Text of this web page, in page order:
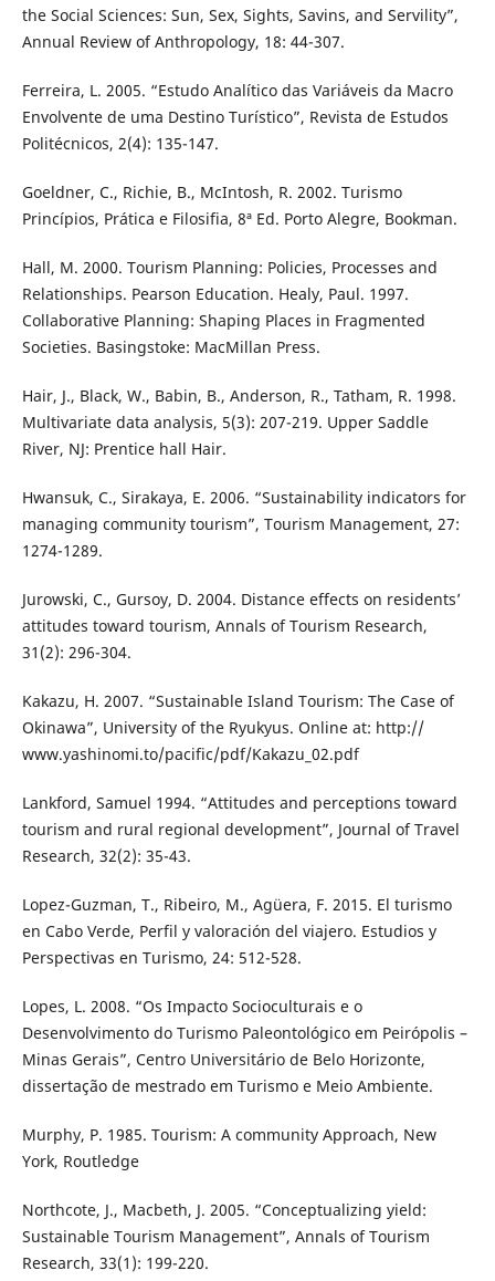
the Social Sciences: Sun, Sex, Sights, Savins, and Servility”,
Annual Review of Anthropology, 18: 44-307.
Ferreira, L. 2005. “Estudo Analítico das Variáveis da Macro
Envolvente de uma Destino Turístico”, Revista de Estudos
Politécnicos, 2(4): 135-147.
Goeldner, C., Richie, B., McIntosh, R. 2002. Turismo
Princípios, Prática e Filosifia, 8ª Ed. Porto Alegre, Bookman.
Hall, M. 2000. Tourism Planning: Policies, Processes and
Relationships. Pearson Education. Healy, Paul. 1997.
Collaborative Planning: Shaping Places in Fragmented
Societies. Basingstoke: MacMillan Press.
Hair, J., Black, W., Babin, B., Anderson, R., Tatham, R. 1998.
Multivariate data analysis, 5(3): 207-219. Upper Saddle
River, NJ: Prentice hall Hair.
Hwansuk, C., Sirakaya, E. 2006. “Sustainability indicators for
managing community tourism”, Tourism Management, 27:
1274-1289.
Jurowski, C., Gursoy, D. 2004. Distance effects on residents’
attitudes toward tourism, Annals of Tourism Research,
31(2): 296-304.
Kakazu, H. 2007. “Sustainable Island Tourism: The Case of
Okinawa”, University of the Ryukyus. Online at: http://
www.yashinomi.to/pacific/pdf/Kakazu_02.pdf
Lankford, Samuel 1994. “Attitudes and perceptions toward
tourism and rural regional development”, Journal of Travel
Research, 32(2): 35-43.
Lopez-Guzman, T., Ribeiro, M., Agüera, F. 2015. El turismo
en Cabo Verde, Perfil y valoración del viajero. Estudios y
Perspectivas en Turismo, 24: 512-528.
Lopes, L. 2008. “Os Impacto Socioculturais e o
Desenvolvimento do Turismo Paleontológico em Peirópolis –
Minas Gerais”, Centro Universitário de Belo Horizonte,
dissertação de mestrado em Turismo e Meio Ambiente.
Murphy, P. 1985. Tourism: A community Approach, New
York, Routledge
Northcote, J., Macbeth, J. 2005. “Conceptualizing yield:
Sustainable Tourism Management”, Annals of Tourism
Research, 33(1): 199-220.